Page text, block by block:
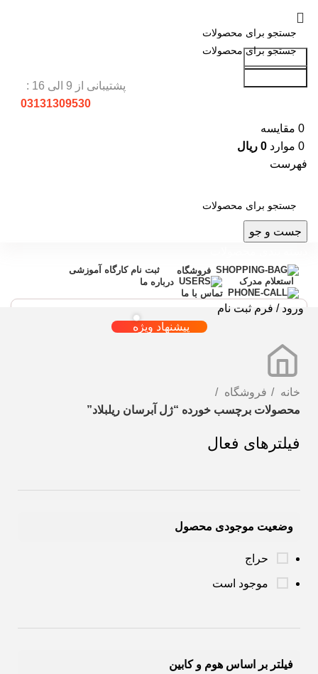
جست و جو
پشتیبانی از 9 الی 16 :
03131309530
0 مقایسه
0 موارد 0 ریال
فهرست
جست و جو
فروشگاه
ثبت نام کارگاه آموزشی
استعلام مدرک
درباره ما
تماس با ما
ورود / فرم ثبت نام
پیشنهاد ویژه
خانه
فروشگاه
محصولات برچسب خورده “ژل آبرسان ریلبلاد”
فیلترهای فعال
وضعیت موجودی محصول
حراج
موجود است
فیلتر بر اساس هوم و کابین